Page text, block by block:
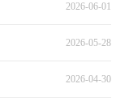
2026-06-01
2026-05-28
2026-04-30